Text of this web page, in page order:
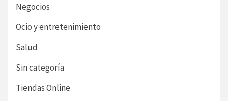
Negocios
Ocio y entretenimiento
Salud
Sin categoría
Tiendas Online